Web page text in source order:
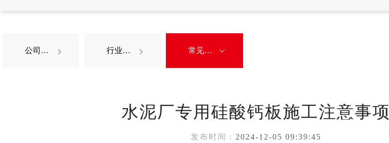
公司新闻  行业新闻  常见问题 
水泥厂专用硅酸钙板施工注意事项
发布时间 : 2024-12-05 09:39:45